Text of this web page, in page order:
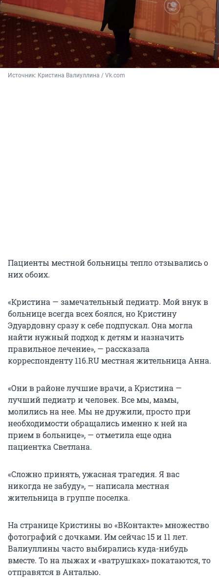
Источник: Кристина Валиуллина / Vk.com
Пациенты местной больницы тепло отзывались о
них обоих.
«Кристина — замечательный педиатр. Мой внук в
больнице всегда всех боялся, но Кристину
Эдуардовну сразу к себе подпускал. Она могла
найти нужный подход к детям и назначить
правильное лечение», — рассказала
корреспонденту 116.RU местная жительница Анна.
«Они в районе лучшие врачи, а Кристина —
лучший педиатр и человек. Все мы, мамы,
молились на нее. Мы не дружили, просто при
необходимости обращались именно к ней на
прием в больнице», — отметила еще одна
пациентка Светлана.
«Сложно принять, ужасная трагедия. Я вас
никогда не забуду», — написала местная
жительница в группе поселка.
На странице Кристины во «ВКонтакте» множество
фотографий с дочками. Им сейчас 15 и 11 лет.
Валиуллины часто выбирались куда-нибудь
вместе. То на лыжах и «ватрушках» покатаются, то
отправятся в Анталью.